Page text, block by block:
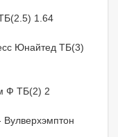
1.64
Юнайтед ТБ(3)
Ф ТБ(2) 2